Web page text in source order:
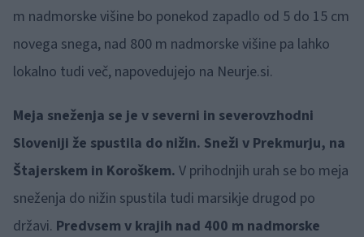
m nadmorske višine bo ponekod zapadlo od 5 do 15 cm
novega snega, nad 800 m nadmorske višine pa lahko
lokalno tudi več, napovedujejo na Neurje.si.
Meja sneženja se je v severni in severovzhodni
Sloveniji že spustila do nižin. Sneži v Prekmurju, na
Štajerskem in Koroškem. V prihodnjih urah se bo meja
sneženja do nižin spustila tudi marsikje drugod po
državi. Predvsem v krajih nad 400 m nadmorske